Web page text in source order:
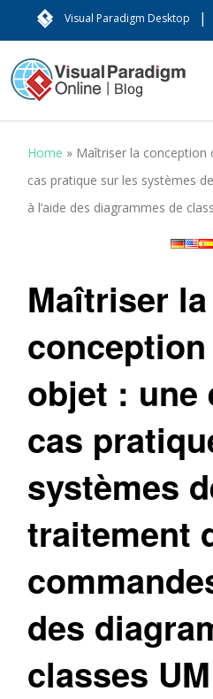
Visual Paradigm Desktop |
Home » Maîtriser la conception
cas pratique sur les systèmes
à l’aide des diagrammes de
Maîtriser la
objet : une
cas
systèmes
traitement
des
classes